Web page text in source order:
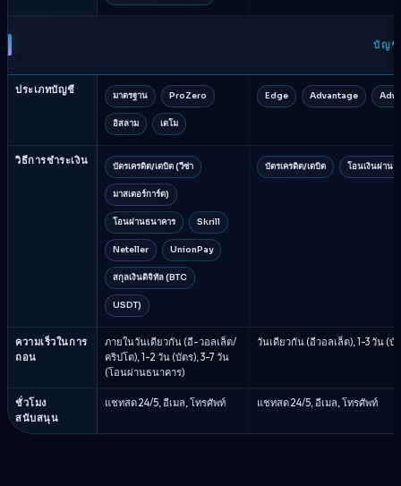
บัญชี
ประเภทบัญชี มาตรฐาน ProZero
อิสลาม เดโม
Edge Advantage
วิธีการชำระเงิน บัตรเครดิต/เดบิต (วีซ่า
มาสเตอร์การ์ด)
โอนผ่านธนาคาร Skrill
Neteller UnionPay
สกุลเงินดิจิทัล (BTC
USDT)
บัตรเครดิต/เดบิต โอนเงินผ่านธ
ความเร็วในการ
ถอน
ภายในวันเดียวกัน (อี-วอลเล็ต/
คริปโต), 1-2 วัน (บัตร), 3-7 วัน
(โอนผ่านธนาคาร)
วันเดียวกัน (อีวอลเล็ต), 1-3 วัน (
ชั่วโมง
สนับสนุน
แชทสด 24/5, อีเมล, โทรศัพท์ แชทสด 24/5, อีเมล, โทรศัพท์